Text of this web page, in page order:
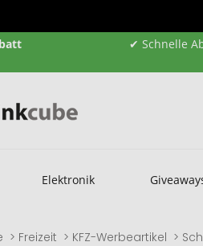
✔ Schnelle
Elektronik
Freizeit KFZ-Werbeartikel